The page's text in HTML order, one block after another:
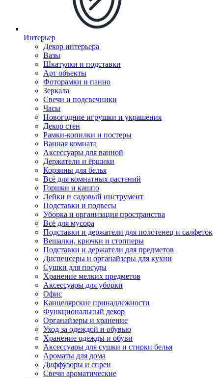
Интерьер
Декор интерьера
Вазы
Шкатулки и подставки
Арт объекты
Фоторамки и панно
Зеркала
Свечи и подсвечники
Часы
Новогодние игрушки и украшения
Декор стен
Рамки-копилки и постеры
Ванная комната
Аксессуары для ванной
Держатели и ёршики
Корзины для белья
Всё для комнатных растений
Горшки и кашпо
Лейки и садовый инструмент
Подставки и подвесы
Уборка и организация пространства
Всё для мусора
Подставки и держатели для полотенец и салфеток
Вешалки, крючки и стопперы
Подставки и держатели для предметов
Диспенсеры и органайзеры для кухни
Сушки для посуды
Хранение мелких предметов
Аксессуары для уборки
Офис
Канцелярские принадлежности
Функциональный декор
Органайзеры и хранение
Уход за одеждой и обувью
Хранение одежды и обуви
Аксессуары для сушки и стирки белья
Ароматы для дома
Диффузоры и спреи
Свечи ароматические